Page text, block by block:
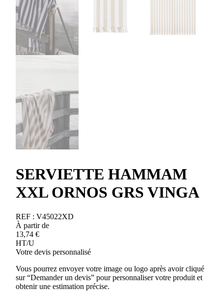
SERVIETTE HAMMAM
XXL ORNOS GRS VINGA
REF : V45022XD
À partir de
13,74 €
HT/U
Votre devis personnalisé
Vous pourrez envoyer votre image ou logo après avoir cliqué
sur “Demander un devis” pour personnaliser votre produit et
obtenir une estimation précise.